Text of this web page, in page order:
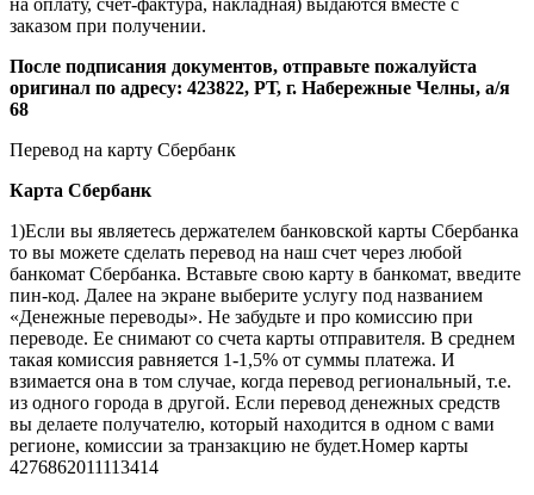
заказом при получении.
После подписания документов, отправьте пожалуйста
оригинал по адресу: 423822, РТ, г. Набережные Челны, а/я
68
Перевод на карту Сбербанк
Карта Сбербанк
1)Если вы являетесь держателем банковской карты Сбербанка
то вы можете сделать перевод на наш счет через любой
банкомат Сбербанка. Вставьте свою карту в банкомат, введите
пин-код. Далее на экране выберите услугу под названием
«Денежные переводы». Не забудьте и про комиссию при
переводе. Ее снимают со счета карты отправителя. В среднем
такая комиссия равняется 1-1,5% от суммы платежа. И
взимается она в том случае, когда перевод региональный, т.е.
из одного города в другой. Если перевод денежных средств
вы делаете получателю, который находится в одном с вами
регионе, комиссии за транзакцию не будет.Номер карты
4276862011113414